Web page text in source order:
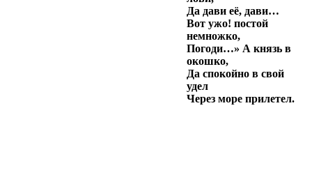
Да дави её, дави…
Вот ужо! постой
немножко,
Погоди…» А князь в
окошко,
Да спокойно в свой
удел
Через море прилетел.